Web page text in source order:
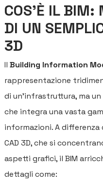
COS’È IL BIM:
DI UN
3D
Il Building Information
rappresentazione
di un’infrastruttura, ma
che integra una vasta
informazioni. A
CAD 3D, che si
aspetti grafici, il BIM
dettagli come: